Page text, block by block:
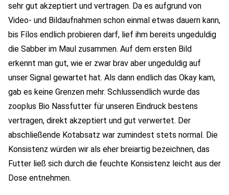
sehr gut akzeptiert und vertragen. Da es aufgrund von
Video- und Bildaufnahmen schon einmal etwas dauern kann,
bis Fílos endlich probieren darf, lief ihm bereits ungeduldig
die Sabber im Maul zusammen. Auf dem ersten Bild
erkennt man gut, wie er zwar brav aber ungeduldig auf
unser Signal gewartet hat. Als dann endlich das Okay kam,
gab es keine Grenzen mehr. Schlussendlich wurde das
zooplus Bio Nassfutter für unseren Eindruck bestens
vertragen, direkt akzeptiert und gut verwertet. Der
abschließende Kotabsatz war zumindest stets normal. Die
Konsistenz würden wir als eher breiartig bezeichnen, das
Futter ließ sich durch die feuchte Konsistenz leicht aus der
Dose entnehmen.